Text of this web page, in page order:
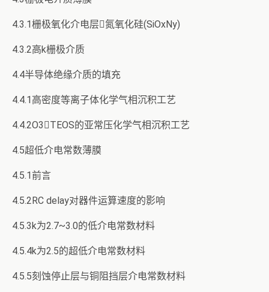
4.3.1栅极氧化介电层氮氧化硅(SiOxNy)
4.3.2高k栅极介质
4.4半导体绝缘介质的填充
4.4.1高密度等离子体化学气相沉积工艺
4.4.2O3TEOS的亚常压化学气相沉积工艺
4.5超低介电常数薄膜
4.5.1前言
4.5.2RC delay对器件运算速度的影响
4.5.3k为2.7~3.0的低介电常数材料
4.5.4k为2.5的超低介电常数材料
4.5.5刻蚀停止层与铜阻挡层介电常数材料